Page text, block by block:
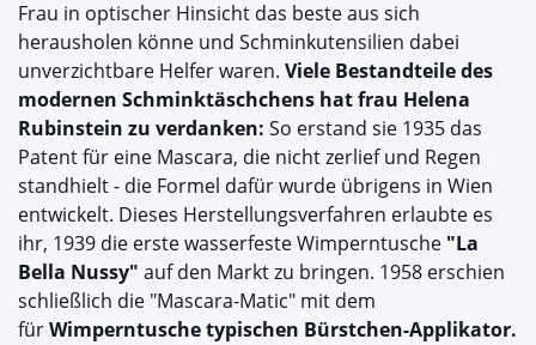
Frau in optischer Hinsicht das beste aus sich
herausholen könne und Schminkutensilien dabei
unverzichtbare Helfer waren. Viele Bestandteile des
modernen Schminktäschchens hat frau Helena
Rubinstein zu verdanken: So erstand sie 1935 das
Patent für eine Mascara, die nicht zerlief und Regen
standhielt - die Formel dafür wurde übrigens in Wien
entwickelt. Dieses Herstellungsverfahren erlaubte es
ihr, 1939 die erste wasserfeste Wimperntusche "La
Bella Nussy" auf den Markt zu bringen. 1958 erschien
schließlich die "Mascara-Matic" mit dem
fürWimperntusche typischen Bürstchen-Applikator.